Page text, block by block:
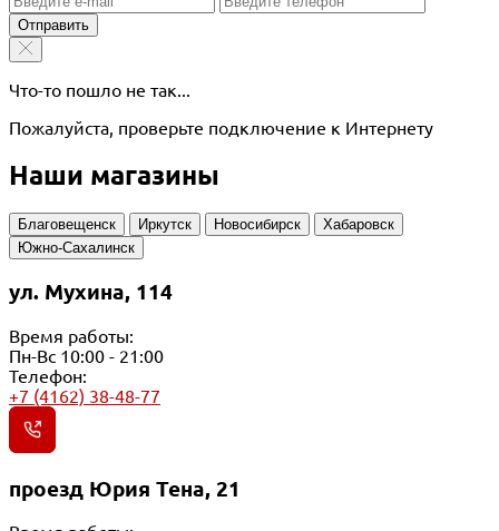
Отправить
Что-то пошло не так...
Пожалуйста, проверьте подключение к Интернету
Наши магазины
Благовещенск Иркутск Новосибирск
Хабаровск
Южно-Сахалинск
ул. Мухина, 114
Время работы:
Пн-Вс 10:00 - 21:00
Телефон:
+7 (4162) 38-48-77
проезд Юрия Тена, 21